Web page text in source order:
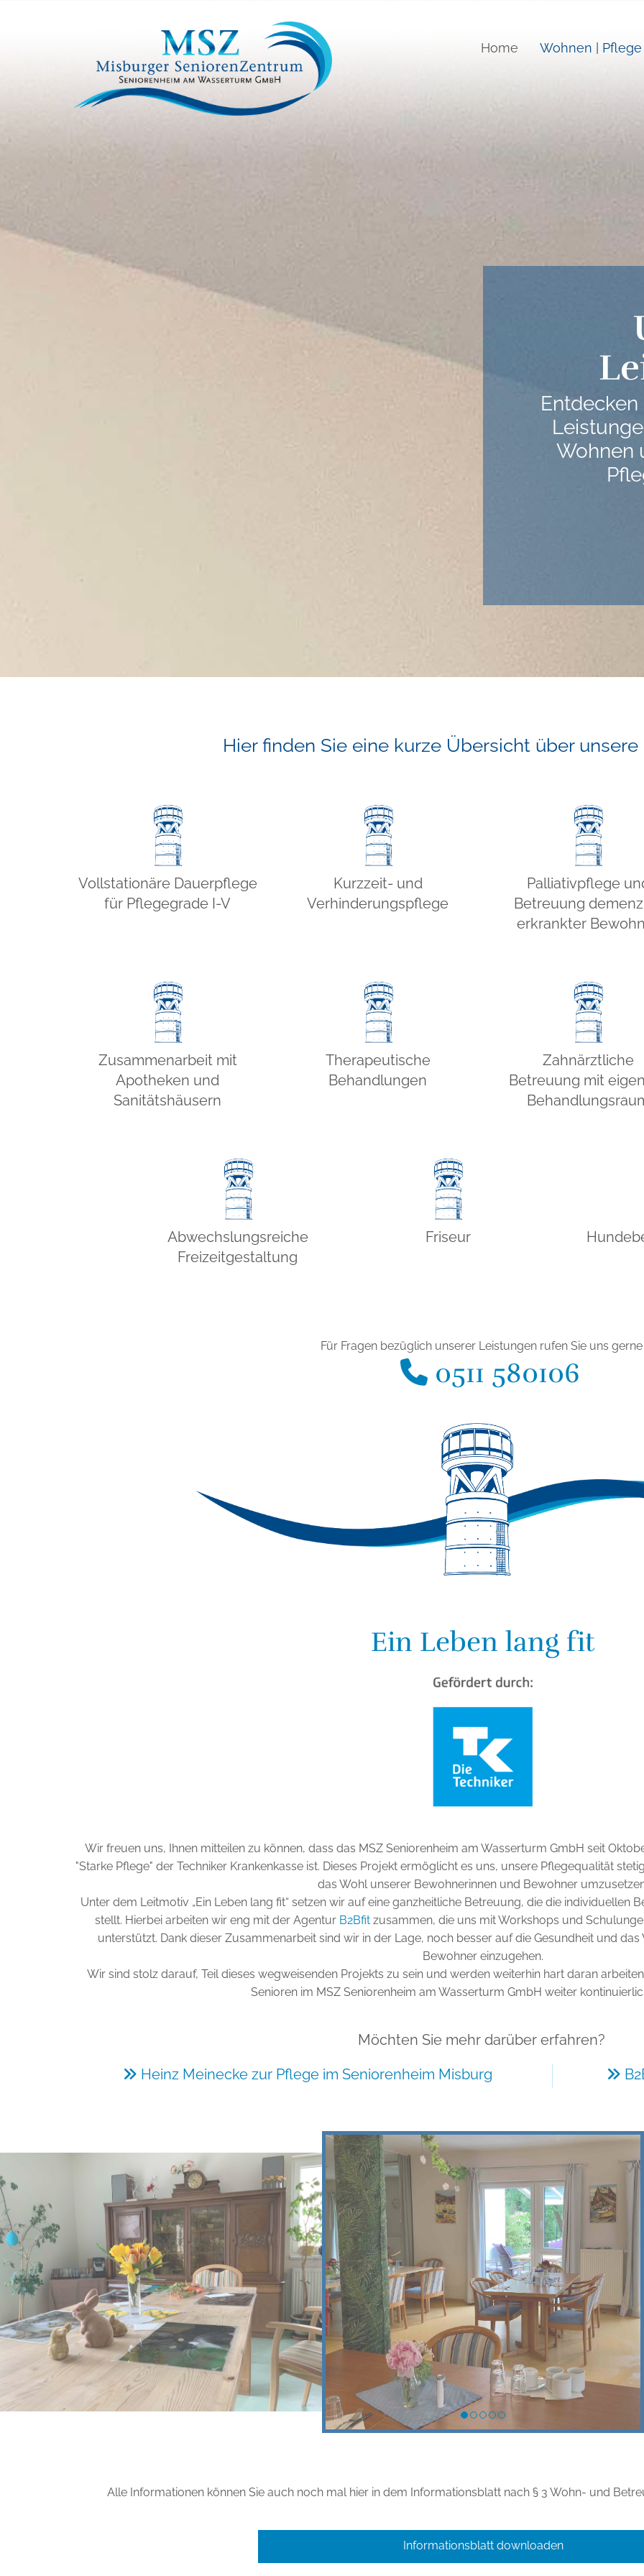
Home Wohnen |
Wohnen
Hier finden Sie eine kurze Übersicht über
Vollstationäre Dauerpflege
für Pflegegrade I-V
Kurzzeit- und
Verhinderungspflege
Palliativpflege
Betreuung
erkrankter
Zusammenarbeit mit
Apotheken und
Sanitätshäusern
Therapeutische
Behandlungen
Zahnärztliche
Betreuung mit
Abwechslungsreiche
Freizeitgestaltung
Friseur
Für Fragen bezüglich unserer Leistungen rufen Sie uns gerne
 0511 580106
Ein Leben lang fit
Wir freuen uns, Ihnen mitteilen zu können, dass das MSZ Seniorenheim am Wasserturm GmbH seit
"Starke Pflege" der Techniker Krankenkasse ist. Dieses Projekt ermöglicht es uns, unsere Pflegequalität
das Wohl unserer Bewohnerinnen und Bewohner
Unter dem Leitmotiv „Ein Leben lang fit“ setzen wir auf eine ganzheitliche Betreuung, die die individuellen
stellt. Hierbei arbeiten wir eng mit der Agentur B2Bfitzusammen, die uns mit Workshops und
unterstützt. Dank dieser Zusammenarbeit sind wir in der Lage, noch besser auf die Gesundheit und
Bewohner einzugehen.
Wir sind stolz darauf, Teil dieses wegweisenden Projekts zu sein und werden weiterhin hart daran
Senioren im MSZ Seniorenheim am Wasserturm GmbH weiter
Möchten Sie mehr darüber erfahren?
 Heinz Meinecke zur Pflege im Senio­ren­heim Misburg 
Alle Informationen können Sie auch noch mal hier in dem Informationsblatt nach § 3 Wohn- und
Informationsblatt downloaden